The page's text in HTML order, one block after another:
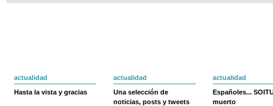
actualidad
Hasta la vista y gracias
actualidad
Una selección de
noticias, posts y tweets
actualidad
Españoles...
muerto